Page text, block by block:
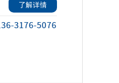
了解详情